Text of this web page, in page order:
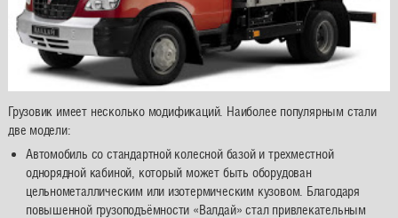
Грузовик имеет несколько модификаций. Наиболее популярным стали
две модели:
Автомобиль со стандартной колесной базой и трехместной
однорядной кабиной, который может быть оборудован
цельнометаллическим или изотермическим кузовом. Благодаря
повышенной грузоподъёмности «Валдай» стал привлекательным